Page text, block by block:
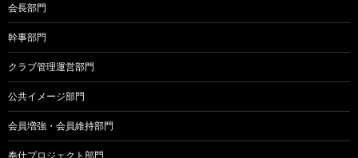
会長部門
幹事部門
クラブ管理運営部門
公共イメージ部門
会員増強・会員維持部門
奉仕プロジェクト部門